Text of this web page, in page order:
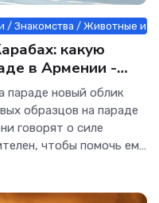
Знакомства / Животные и
какую
в Армении -
параде новый облик
образцов на параде
говорят о силе
чтобы помочь ему